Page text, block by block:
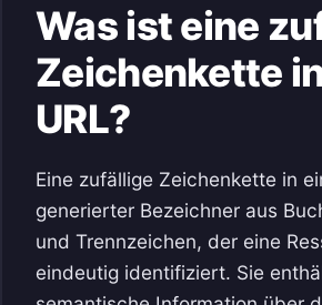
Was ist eine
Zeichenkette
URL?
Eine zufällige Zeichenkette in
generierter Bezeichner aus
und Trennzeichen, der eine
eindeutig identifiziert. Sie